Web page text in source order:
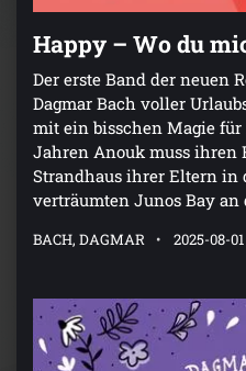
Happy – Wo du
Der erste Band der neuen
Dagmar Bach voller
mit ein bisschen Magie für
Jahren Anouk muss ihren
Strandhaus ihrer Eltern in
verträumten Junos Bay
BACH, DAGMAR 2025-08-01